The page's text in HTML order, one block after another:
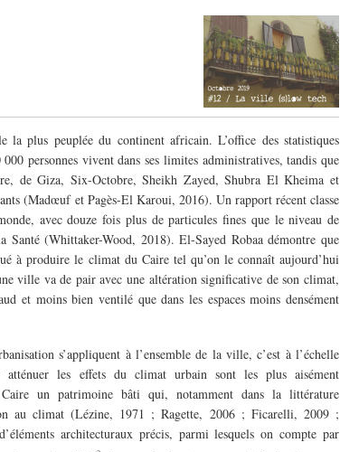
plus peuplée du continent africain. L’office des statistiques
personnes vivent dans ses limites administratives, tandis que
de Giza, Six-Octobre, Sheikh Zayed, Shubra El Kheima et
(Madœuf et Pagès-El Karoui, 2016). Un rapport récent classe
avec douze fois plus de particules fines que le niveau de
(Whittaker-Wood, 2018). El-Sayed Robaa démontre que
à produire le climat du Caire tel qu’on le connaît aujourd’hui
ville va de pair avec une altération significative de son climat,
et moins bien ventilé que dans les espaces moins densément
s’appliquent à l’ensemble de la ville, c’est à l’échelle
atténuer les effets du climat urbain sont les plus aisément
un patrimoine bâti qui, notamment dans la littérature
au climat (Lézine, 1971 ; Ragette, 2006 ; Ficarelli, 2009 ;
architecturaux précis, parmi lesquels on compte par